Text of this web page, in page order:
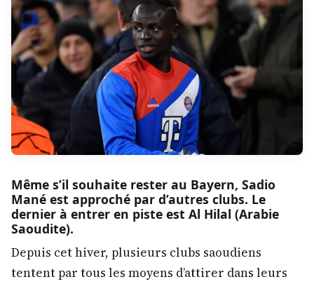
Même s’il souhaite rester au Bayern, Sadio
Mané est approché par d’autres clubs. Le
dernier à entrer en piste est Al Hilal (Arabie
Saoudite).
Depuis cet hiver, plusieurs clubs saoudiens
tentent par tous les moyens d’attirer dans leurs